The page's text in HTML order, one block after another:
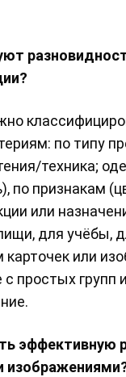
по типу
техника;
по признакам
или
для учёбы,
карточек или
простых групп
эффективную